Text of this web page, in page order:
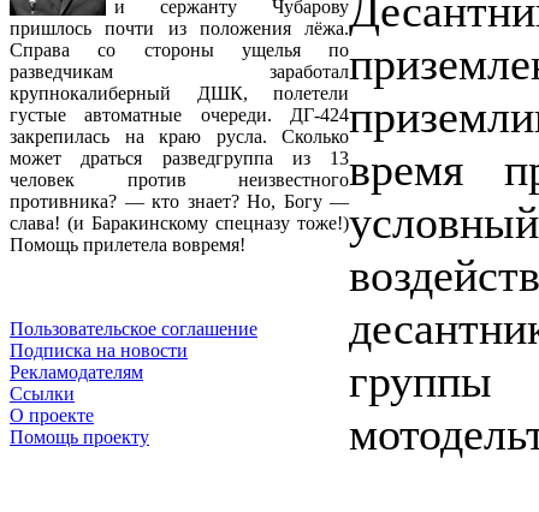
и сержанту Чубарову
пришлось почти из положения лёжа.
Справа со стороны ущелья по
разведчикам заработал
крупнокалиберный ДШК, полетели
густые автоматные очереди. ДГ-424
закрепилась на краю русла. Сколько
может драться разведгруппа из 13
человек против неизвестного
противника? — кто знает? Но, Богу —
слава! (и Баракинскому спецназу тоже!)
Помощь прилетела вовремя!
Пользовательское соглашение
Подписка на новости
Рекламодателям
Ссылки
О проекте
Помощь проекту
время